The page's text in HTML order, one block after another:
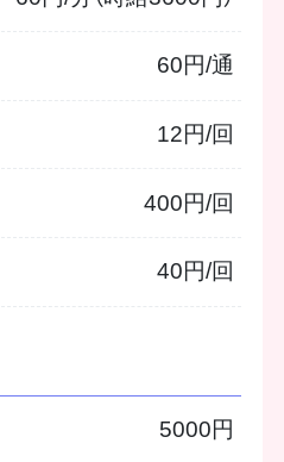
60円/通
12円/回
400円/回
40円/回
5000円